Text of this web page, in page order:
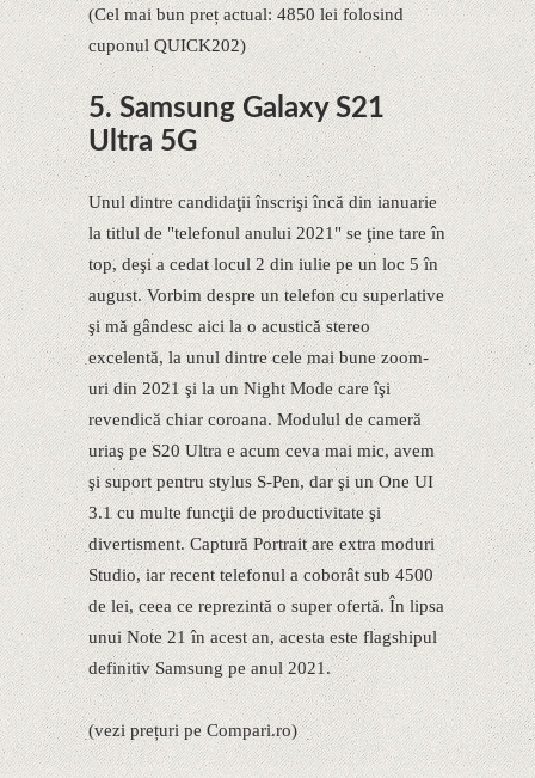
(Cel mai bun preț actual: 4850 lei folosind
cuponul QUICK202)
5. Samsung Galaxy S21
Ultra 5G
Unul dintre candidaţii înscrişi încă din ianuarie
la titlul de "telefonul anului 2021" se ţine tare în
top, deşi a cedat locul 2 din iulie pe un loc 5 în
august. Vorbim despre un telefon cu superlative
şi mă gândesc aici la o acustică stereo
excelentă, la unul dintre cele mai bune zoom-
uri din 2021 şi la un Night Mode care îşi
revendică chiar coroana. Modulul de cameră
uriaş pe S20 Ultra e acum ceva mai mic, avem
şi suport pentru stylus S-Pen, dar şi un One UI
3.1 cu multe funcţii de productivitate şi
divertisment. Captură Portrait are extra moduri
Studio, iar recent telefonul a coborât sub 4500
de lei, ceea ce reprezintă o super ofertă. În lipsa
unui Note 21 în acest an, acesta este flagshipul
definitiv Samsung pe anul 2021.
(vezi prețuri pe Compari.ro)